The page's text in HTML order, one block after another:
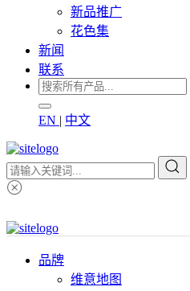
新品推广
花色集
新闻
联系
EN | 中文
品牌
维意地图